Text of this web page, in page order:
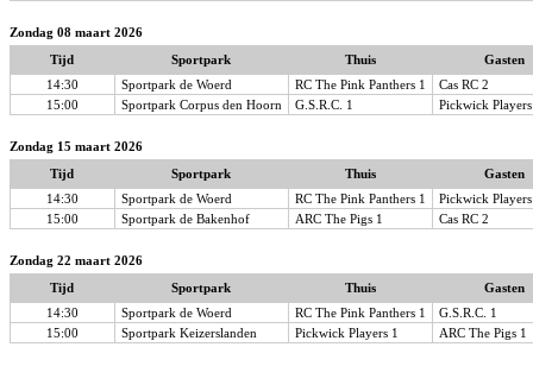
Zondag 08 maart 2026
Tijd
Sportpark Thuis
Gasten
14:30
Sportpark de Woerd RC The Pink Panthers 1
Cas RC 2
15:00
Sportpark Corpus den Hoorn G.S.R.C. 1 Pickwick
Zondag 15 maart 2026
Tijd
Sportpark Thuis
Gasten
14:30
Sportpark de Woerd RC The Pink Panthers 1
Pickwick
15:00
Sportpark de Bakenhof ARC The Pigs 1 Cas RC 2
Zondag 22 maart 2026
Tijd
Sportpark Thuis
Gasten
14:30
Sportpark de Woerd RC The Pink Panthers 1
G.S.R.C. 1
15:00
Sportpark Keizerslanden Pickwick Players 1 ARC The Pigs 1